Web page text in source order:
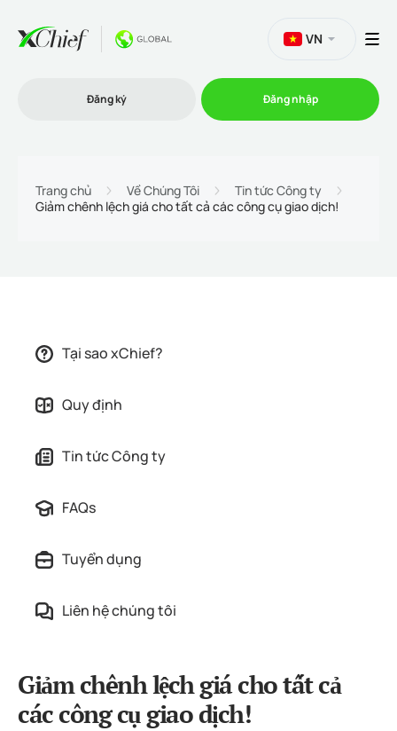
Chương trình liên kết
VN
Đăng ký Đăng nhập
Trang chủ Về Chúng Tôi
Tin tức Công ty
Giảm chênh lệch giá cho tất cả các công cụ giao dịch!
Tại sao xChief?
Quy định
Tin tức Công ty
FAQs
Tuyển dụng
Liên hệ chúng tôi
Giảm chênh lệch giá cho tất cả
các công cụ giao dịch!